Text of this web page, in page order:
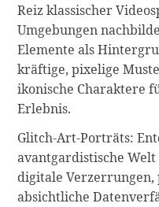
Reiz klassischer
Umgebungen
Elemente als
kräftige, pixelige
ikonische Charaktere
Erlebnis.
Glitch-Art-Porträts:
avantgardistische
digitale
absichtliche